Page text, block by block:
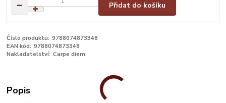
Přidat do košíku
Číslo produktu: 9788074873348
EAN kód: 9788074873348
Nakladatelství: Carpe diem
Popis